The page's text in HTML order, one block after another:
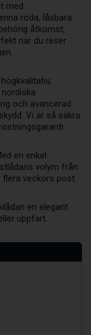
med
röda, låsbara
åtkomst,
när du reser
och avancerad
Vi är så säkra
en enkel
volym från
flera veckors post.
en elegant
uppfart.